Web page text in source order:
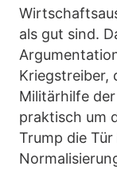
als gut sind.
Kriegstreiber,
Militärhilfe
praktisch um
Trump die